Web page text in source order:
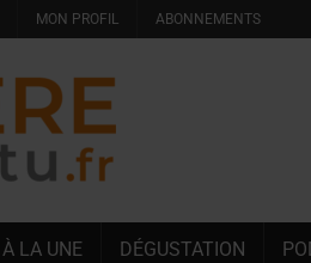
MON PROFIL ABONNEMENTS
À LA UNE DÉGUSTATION